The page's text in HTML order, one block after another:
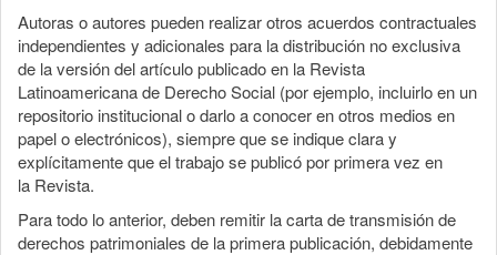
Autoras o autores pueden realizar otros acuerdos contractuales
independientes y adicionales para la distribución no exclusiva
de la versión del artículo publicado en la Revista
Latinoamericana de Derecho Social (por ejemplo, incluirlo en un
repositorio institucional o darlo a conocer en otros medios en
papel o electrónicos), siempre que se indique clara y
explícitamente que el trabajo se publicó por primera vez en
la Revista.
Para todo lo anterior, deben remitir la carta de transmisión de
derechos patrimoniales de la primera publicación, debidamente